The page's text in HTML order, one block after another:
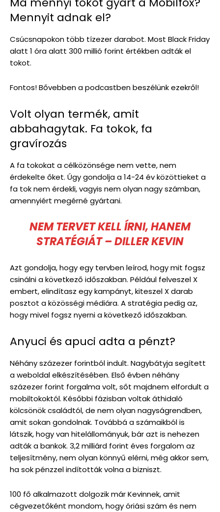
Mennyit adnak el?
Csúcsnapokon több tízezer darabot. Most Black Friday
alatt 1 óra alatt 300 millió forint értékben adták el
tokot.
Fontos! Bővebben a podcastben beszélünk ezekről!
Volt olyan termék, amit
abbahagytak. Fa tokok, fa
gravírozás
A fa tokokat a célközönsége nem vette, nem
érdekelte őket. Úgy gondolja a 14-24 év közöttieket a
fa tok nem érdekli, vagyis nem olyan nagy számban,
amennyiért megérné gyártani.
NEM TERVET KELL ÍRNI, HANEM
STRATÉGIÁT – DILLER KEVIN
Azt gondolja, hogy egy tervben leírod, hogy mit fogsz
csinálni a következő időszakban. Például felveszel X
embert, elindítasz egy kampányt, kiteszel X darab
posztot a közösségi médiára. A stratégia pedig az,
hogy mivel fogsz nyerni a következő időszakban.
Anyuci és apuci adta a pénzt?
Néhány százezer forintból indult. Nagybátyja segített
a weboldal elkészítésében. Első évben néhány
százezer forint forgalma volt, sőt majdnem elfordult a
mobiltokoktól. Későbbi fázisban voltak áthidaló
kölcsönök családtól, de nem olyan nagyságrendben,
amit sokan gondolnak. Továbbá a számaikból is
látszik, hogy van hitelállományuk, bár azt is nehezen
adták a bankok. 3,2 milliárd forint éves forgalom az
teljesítmény, nem olyan könnyű elérni, még akkor sem,
ha sok pénzzel indították volna a bizniszt.
100 fő alkalmazott dolgozik már Kevinnek, amit
cégvezetőként mondom, hogy óriási szám és nem